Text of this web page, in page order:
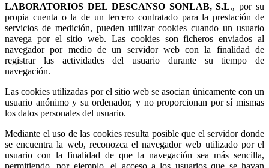
LABORATORIOS DEL DESCANSO SONLAB, S.L., por su
propia cuenta o la de un tercero contratado para la prestación de
servicios de medición, pueden utilizar cookies cuando un usuario
navega por el sitio web. Las cookies son ficheros enviados al
navegador por medio de un servidor web con la finalidad de
registrar las actividades del usuario durante su tiempo de
navegación.
Las cookies utilizadas por el sitio web se asocian únicamente con un
usuario anónimo y su ordenador, y no proporcionan por sí mismas
los datos personales del usuario.
Mediante el uso de las cookies resulta posible que el servidor donde
se encuentra la web, reconozca el navegador web utilizado por el
usuario con la finalidad de que la navegación sea más sencilla,
permitiendo, por ejemplo, el acceso a los usuarios que se hayan